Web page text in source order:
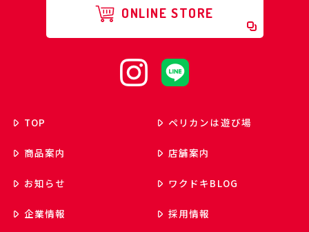
ONLINE STORE
TOP ペリカンは遊び場
商品案内 店舗案内
お知らせ ワクドキBLOG
企業情報 採用情報